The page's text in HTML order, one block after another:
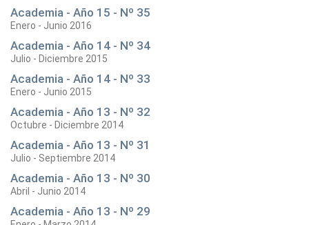
Academia - Año 15 - Nº 35
Enero - Junio 2016
Academia - Año 14 - Nº 34
Julio - Diciembre 2015
Academia - Año 14 - Nº 33
Enero - Junio 2015
Academia - Año 13 - Nº 32
Octubre - Diciembre 2014
Academia - Año 13 - Nº 31
Julio - Septiembre 2014
Academia - Año 13 - Nº 30
Abril - Junio 2014
Academia - Año 13 - Nº 29